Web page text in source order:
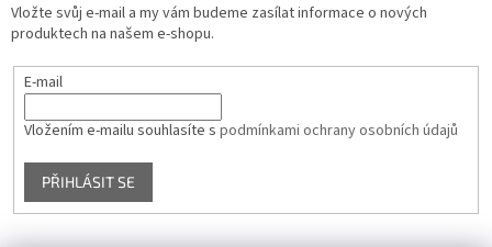
Vložte svůj e-mail a my vám budeme zasílat informace o nových
produktech na našem e-shopu.
E-mail
Vložením e-mailu souhlasíte s podmínkami ochrany osobních údajů
PŘIHLÁSIT SE